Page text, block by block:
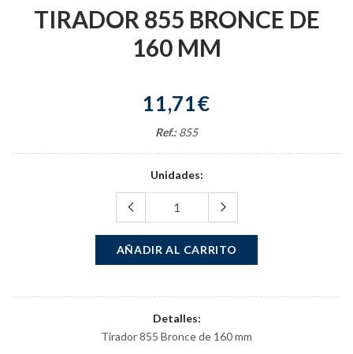
TIRADOR 855 BRONCE DE
160 MM
11,71€
Ref.: 855
Unidades:
AÑADIR AL CARRITO
Detalles:
Tirador 855 Bronce de 160 mm